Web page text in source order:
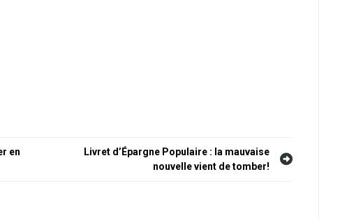
en
Livret d’Épargne Populaire : la mauvaise
nouvelle vient de tomber!